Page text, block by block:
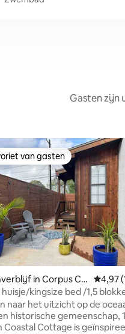
Gasten zijn
van gasten
van gasten
in Corpus Ch
4,97
huisje/kingsize bed /1,5
Park
naar het uitzicht op de
historische gemeenschap,
Coastal Cottage is